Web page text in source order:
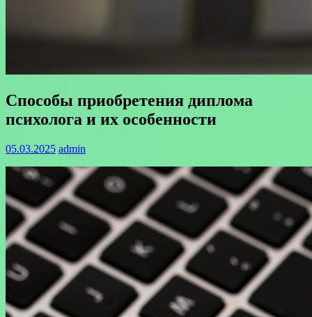
Способы приобретения диплома
психолога и их особенности
05.03.2025 admin